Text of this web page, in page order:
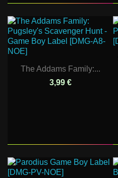
The Addams Family:...
3,99 €